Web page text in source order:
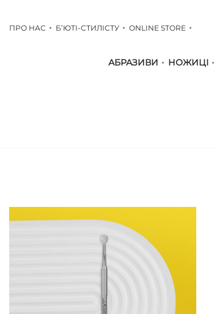
ПРО НАС Б’ЮТІ-СТИЛІСТУ ONLINE STORE
АБРАЗИВИ НОЖИЦІ